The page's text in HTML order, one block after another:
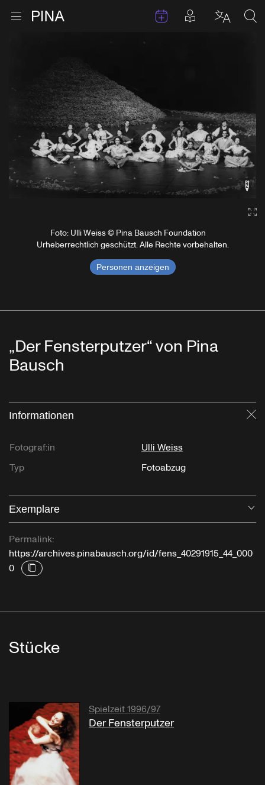
Menu öffnen TermineBeiträge in
Foto: Ulli Weiss © Pina Bausch Foundation
Urheberrechtlich geschützt. Alle Rechte vorbehalten.
Personen anzeigen
„Der Fensterputzer“ von Pina
Bausch
Informationen
Fotograf:in
Ulli Weiss
Typ
Fotoabzug
Exemplare
Permalink:
https://archives.pinabausch.org/id/fens_40291915_44_000
0
Stücke
Spielzeit 1996/97
Der Fensterputzer